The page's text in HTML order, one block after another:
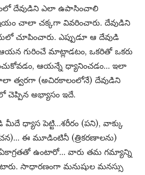
దేవుడిని ఎలా ఉపాసించాలి
చాలా చక్కగా వివరించారు. దేవుడిని
చూపించారు. ఎప్పుడూ ఆ దేవుడి
గురించే మాట్లాడటం, ఒకరితో ఒకరు
ఆయన్నే ధ్యానించడం… ఇలా
త్వరగా (అచిరకాలంలోనే) దేవుడిని
చెప్పిన అభ్యాసం ఇదే.
మీదే ధ్యాస పెట్టి…శరీరం (పని), వాక్కు
ఈ మూడింటినీ (త్రికరణాలను)
ఉంటారో… వారు తమ గమ్యాన్ని
సాధారణంగా మనుషుల మనస్సు